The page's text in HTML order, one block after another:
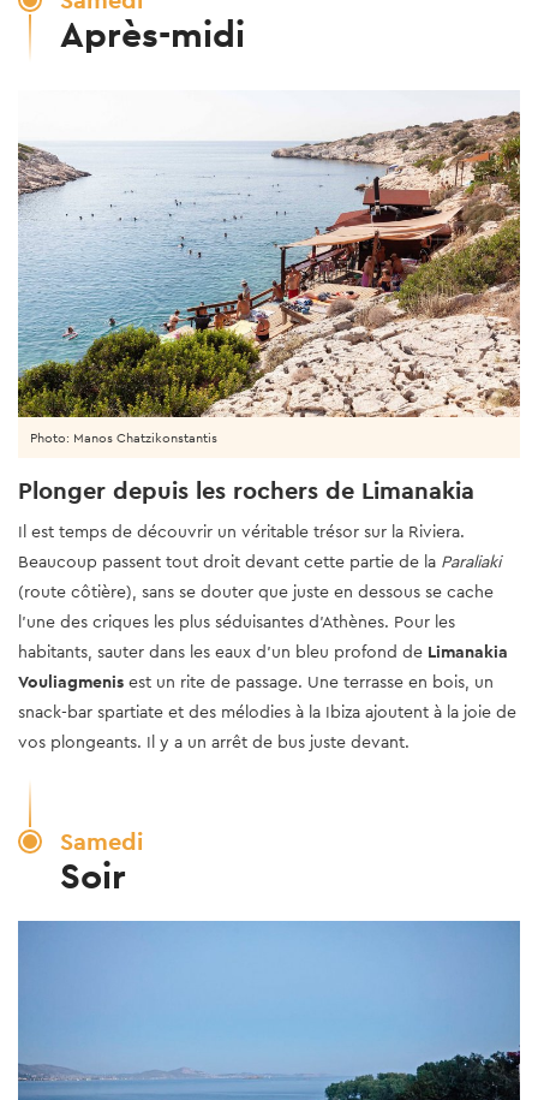
Après-midi
Photo: Manos Chatzikonstantis
Plonger depuis les rochers de Limanakia
Il est temps de découvrir un véritable trésor sur la Riviera.
Beaucoup passent tout droit devant cette partie de la Paraliaki
(route côtière), sans se douter que juste en dessous se cache
l’une des criques les plus séduisantes d’Athènes. Pour les
habitants, sauter dans les eaux d'un bleu profond de Limanakia
Vouliagmenis est un rite de passage. Une terrasse en bois, un
snack-bar spartiate et des mélodies à la Ibiza ajoutent à la joie de
vos plongeants. Il y a un arrêt de bus juste devant.
Samedi
Soir